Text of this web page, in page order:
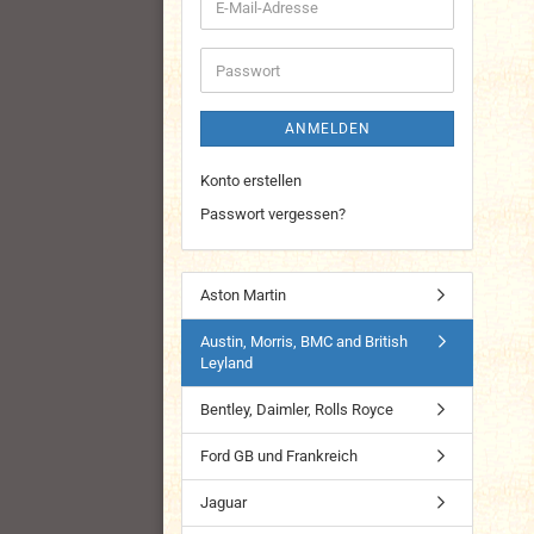
E-
Mail-
Adresse
Passwort
ANMELDEN
Konto erstellen
Passwort vergessen?
Aston Martin
Austin, Morris, BMC and British
Leyland
Bentley, Daimler, Rolls Royce
Ford GB und Frankreich
Jaguar